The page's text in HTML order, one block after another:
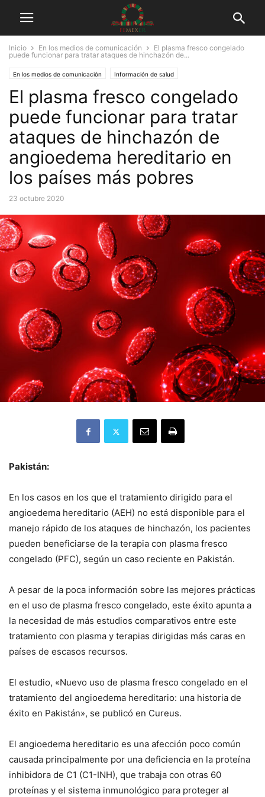
Inicio En los medios de comunicación
El plasma fresco congelado
puede funcionar para tratar ataques de hinchazón de...
En los medios de comunicación Información de salud
El plasma fresco congelado
puede funcionar para tratar
ataques de hinchazón de
angioedema hereditario en
los países más pobres
23 octubre 2020
Pakistán:
En los casos en los que el tratamiento dirigido para el
angioedema hereditario (AEH) no está disponible para el
manejo rápido de los ataques de hinchazón, los pacientes
pueden beneficiarse de la terapia con plasma fresco
congelado (PFC), según un caso reciente en Pakistán.
A pesar de la poca información sobre las mejores prácticas
en el uso de plasma fresco congelado, este éxito apunta a
la necesidad de más estudios comparativos entre este
tratamiento con plasma y terapias dirigidas más caras en
países de escasos recursos.
El estudio, «Nuevo uso de plasma fresco congelado en el
tratamiento del angioedema hereditario: una historia de
éxito en Pakistán», se publicó en Cureus.
El angioedema hereditario es una afección poco común
causada principalmente por una deficiencia en la proteína
inhibidora de C1 (C1-INH), que trabaja con otras 60
proteínas y el sistema inmunológico para proteger al